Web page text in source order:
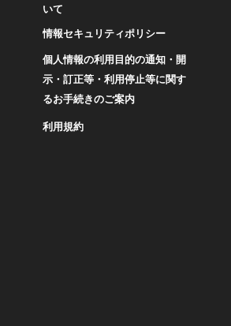
いて
情報セキュリティポリシー
個人情報の利用目的の通知・開
示・訂正等・利用停止等に関す
るお手続きのご案内
利用規約